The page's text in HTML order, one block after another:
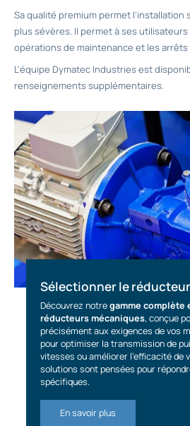
Sa qualité premium permet l’installation
plus sévères. Il permet à ses
opérations de maintenance et les
L'équipe Dymatec Industries est
renseignements supplémentaires.
Sélectionner le
Découvrez notregamme complète
réducteurs mécaniques, conçue
précisément aux exigences de vos
pour optimiser la transmission de
vitesses ou améliorer l'efficacité de
solutions sont pensées pour
spécifiques.
En savoir plus